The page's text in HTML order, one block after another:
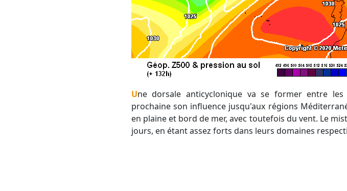
Une dorsale anticyclonique va se former entre les Açores et l'Ouest France, prolongeant la semaine
prochaine son influence jusqu'aux régions
en plaine et bord de mer, avec toutefois du vent. Le
jours, en étant assez forts dans leurs domaines